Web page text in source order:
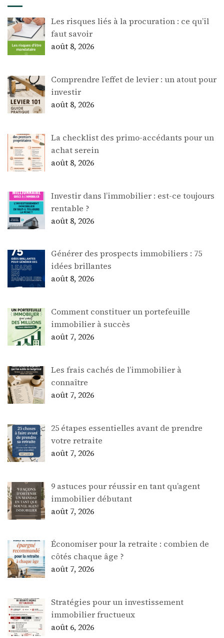
Les risques liés à la procuration : ce qu’il
faut savoir
août 8, 2026
Comprendre l’effet de levier : un atout pour
investir
août 8, 2026
La checklist des primo-accédants pour un
achat serein
août 8, 2026
Investir dans l’immobilier : est-ce toujours
rentable ?
août 8, 2026
Générer des prospects immobiliers : 75
idées brillantes
août 8, 2026
Comment constituer un portefeuille
immobilier à succès
août 7, 2026
Les frais cachés de l’immobilier à
connaître
août 7, 2026
25 étapes essentielles avant de prendre
votre retraite
août 7, 2026
9 astuces pour réussir en tant qu’agent
immobilier débutant
août 7, 2026
Économiser pour la retraite : combien de
côtés chaque âge ?
août 7, 2026
Stratégies pour un investissement
immobilier fructueux
août 6, 2026